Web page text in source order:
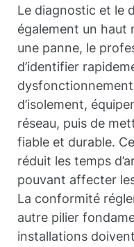
Le diagnostic et le
également un haut
une panne, le
d’identifier
d’isolement,
réseau, puis de
fiable et durable.
réduit les temps
pouvant affecter
La conformité
autre pilier
installations